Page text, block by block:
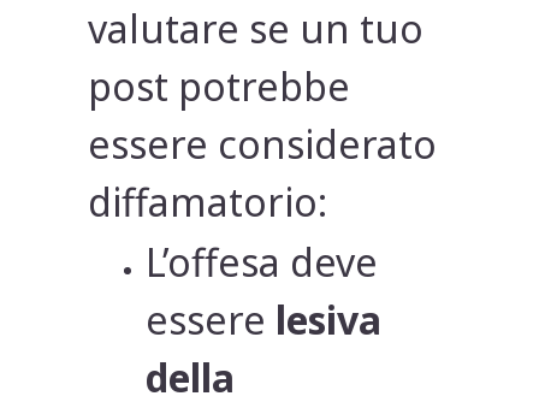
valutare se un tuo
post potrebbe
essere considerato
diffamatorio:
L’offesa deve
essere lesiva
della